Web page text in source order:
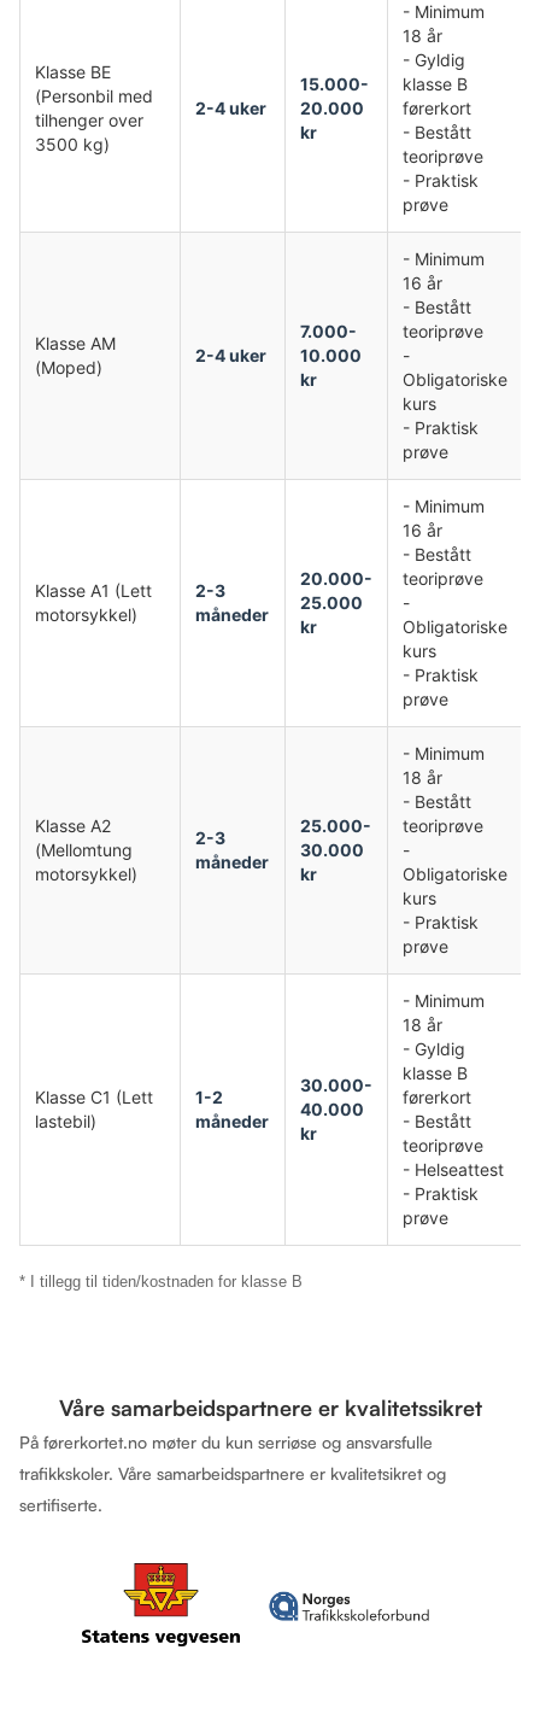
Klasse BE
(Personbil med
tilhenger over
3500 kg)
2-4 uker
15.000-
20.000
kr
- Minimum
18 år
- Gyldig
klasse B
førerkort
- Bestått
teoriprøve
- Praktisk
prøve
Klasse AM
(Moped)
2-4 uker
7.000-
10.000
kr
- Minimum
16 år
- Bestått
teoriprøve
-
Obligatoriske
kurs
- Praktisk
prøve
Klasse A1 (Lett
motorsykkel)
2-3
måneder
20.000-
25.000
kr
- Minimum
16 år
- Bestått
teoriprøve
-
Obligatoriske
kurs
- Praktisk
prøve
Klasse A2
(Mellomtung
motorsykkel)
2-3
måneder
25.000-
30.000
kr
- Minimum
18 år
- Bestått
teoriprøve
-
Obligatoriske
kurs
- Praktisk
prøve
Klasse C1 (Lett
lastebil)
1-2
måneder
30.000-
40.000
kr
- Minimum
18 år
- Gyldig
klasse B
førerkort
- Bestått
teoriprøve
- Helseattest
- Praktisk
prøve
* I tillegg til tiden/kostnaden for klasse B
Våre samarbeidspartnere er kvalitetssikret
På førerkortet.no møter du kun serriøse og ansvarsfulle
trafikkskoler. Våre samarbeidspartnere er kvalitetsikret og
sertifiserte.